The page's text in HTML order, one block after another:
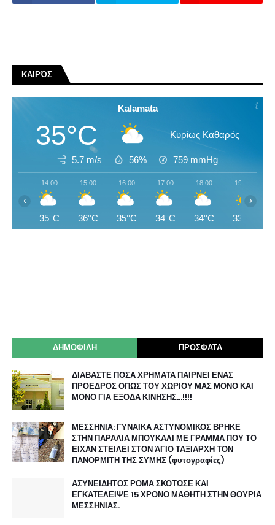
ΚΑΙΡΌΣ
Kalamata
35°C Κυρίως Καθαρός
5.7 m/s 56% 759 mmHg
14:00
35°C
15:00
36°C
16:00
35°C
17:00
34°C
18:00
34°C
19:00
33°C
‹ ›
ΔΗΜΟΦΙΛΗ ΠΡΟΣΦΑΤΑ
ΔΙΑΒΑΣΤΕ ΠΟΣΑ ΧΡΗΜΑΤΑ ΠΑΙΡΝΕΙ ΕΝΑΣ
ΠΡΟΕΔΡΟΣ ΟΠΩΣ ΤΟΥ ΧΩΡΙΟΥ ΜΑΣ ΜΟΝΟ ΚΑΙ
ΜΟΝΟ ΓΙΑ ΕΞΟΔΑ ΚΙΝΗΣΗΣ…!!!!
ΜΕΣΣΗΝΙΑ: ΓΥΝΑΙΚΑ ΑΣΤΥΝΟΜΙΚΟΣ ΒΡΗΚΕ
ΣΤΗΝ ΠΑΡΑΛΙΑ ΜΠΟΥΚΑΛΙ ΜΕ ΓΡΑΜΜΑ ΠΟΥ ΤΟ
ΕΙΧΑΝ ΣΤΕΙΛΕΙ ΣΤΟΝ ΆΓΙΟ ΤΑΞΙΑΡΧΗ ΤΟΝ
ΠΑΝΟΡΜΙΤΗ ΤΗΣ ΣΥΜΗΣ (φυτογραφίες)
ΑΣΥΝΕΙΔΗΤΟΣ ΡΟΜΑ ΣΚΟΤΩΣΕ ΚΑΙ
ΕΓΚΑΤΕΛΕΙΨΕ 15 ΧΡΟΝΟ ΜΑΘΗΤΗ ΣΤΗΝ ΘΟΥΡΙΑ
ΜΕΣΣΗΝΙΑΣ.